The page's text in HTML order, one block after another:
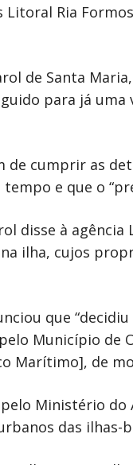
Ria
de Santa
para já
de cumprir as
e que o
disse à
ilha, cujos
que
Município de
Marítimo], de
Ministério
das ilhas-